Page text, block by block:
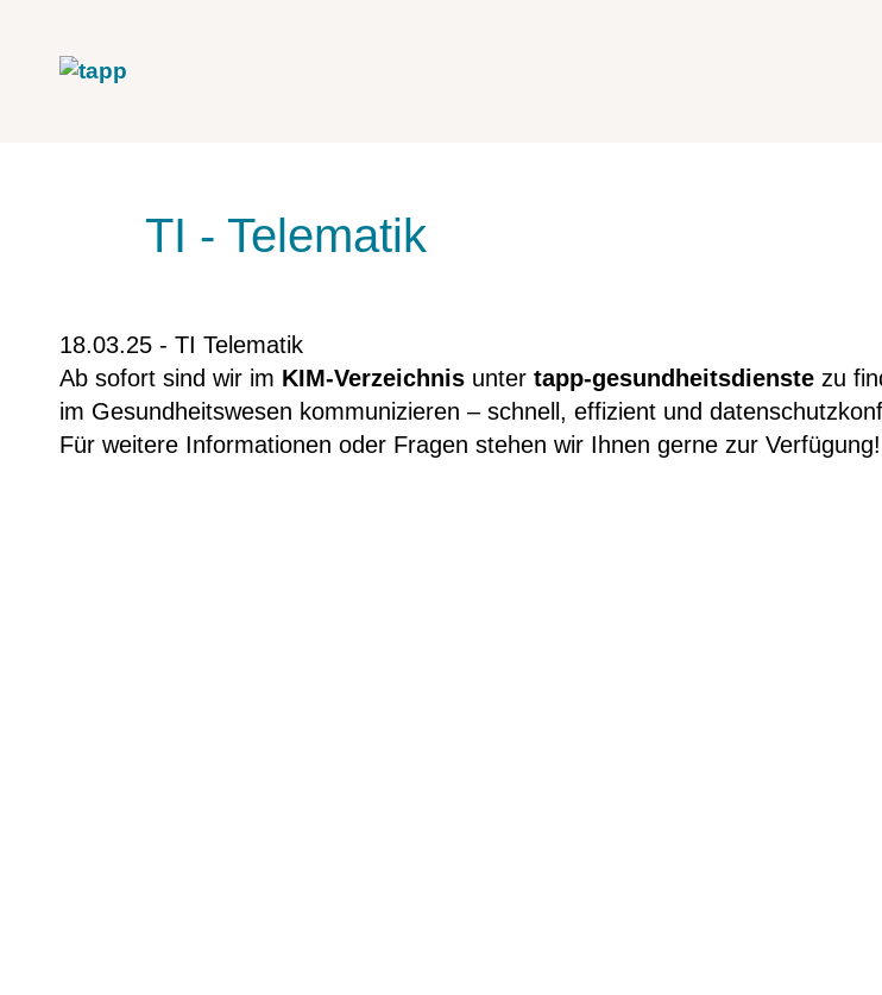
TI - Telematik
18.03.25 - TI Telematik
Ab sofort sind wir im KIM-Verzeichnis unter tapp-gesundheitsdienste zu
im Gesundheitswesen kommunizieren – schnell, effizient und
Für weitere Informationen oder Fragen stehen wir Ihnen gerne zur Verfügung!